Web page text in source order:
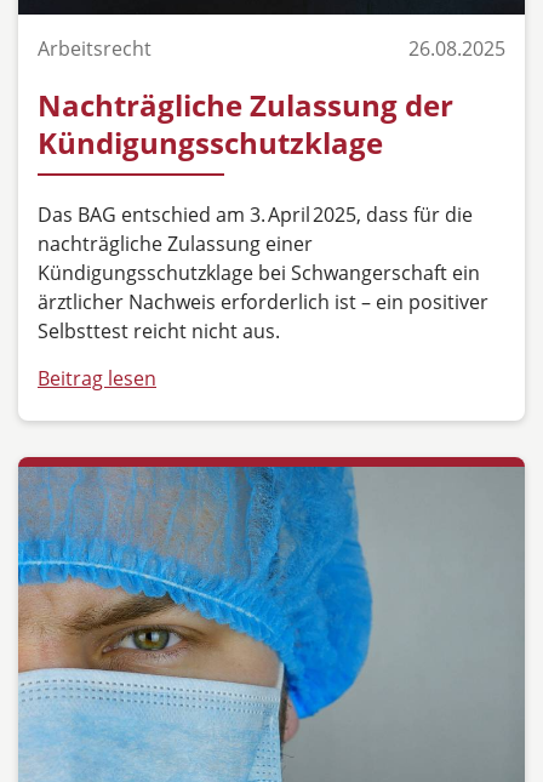
Arbeitsrecht 26.08.2025
Nachträgliche Zulassung der
Kündigungsschutzklage
Das BAG entschied am 3. April 2025, dass für die
nachträgliche Zulassung einer
Kündigungsschutzklage bei Schwangerschaft ein
ärztlicher Nachweis erforderlich ist – ein positiver
Selbsttest reicht nicht aus.
Beitrag lesen